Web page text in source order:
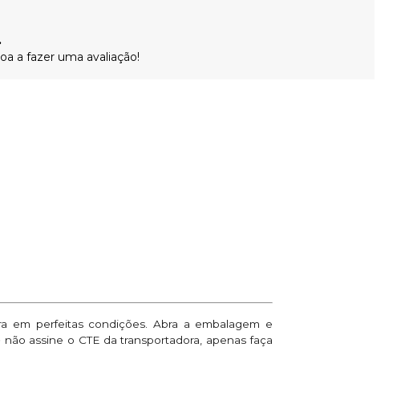
a fazer uma avaliação!
em perfeitas condições. Abra a embalagem e
assine o CTE da transportadora, apenas faça